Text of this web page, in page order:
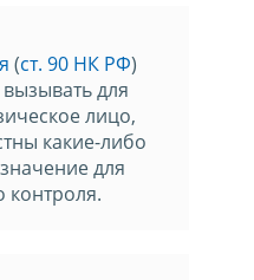
(ст. 90 НК РФ)
для
лицо,
какие-либо
для
контроля.